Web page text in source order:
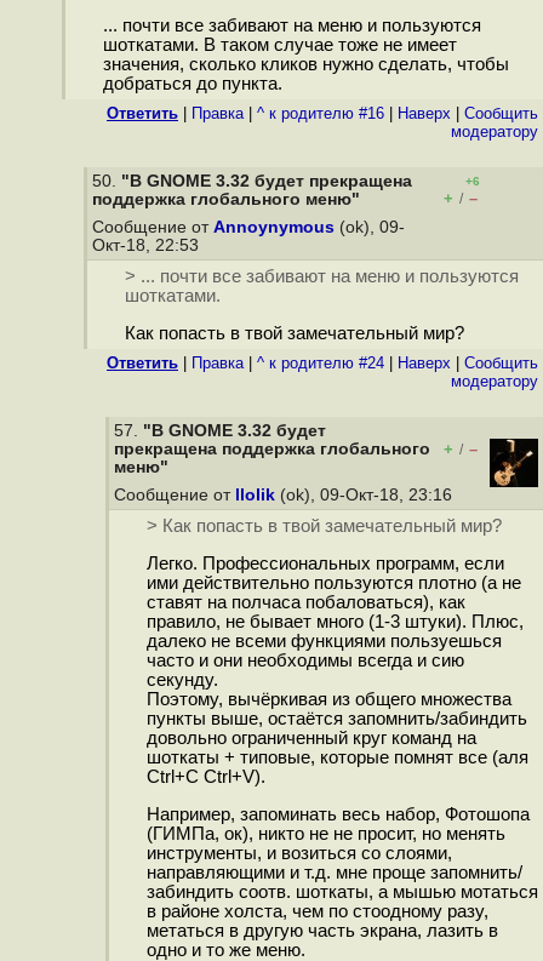
... почти все забивают на меню и пользуются
шоткатами. В таком случае тоже не имеет
значения, сколько кликов нужно сделать, чтобы
добраться до пункта.
Ответить Правка| ^ к родителю #16 Наверх
Cообщить
модератору
50. "В GNOME 3.32 будет прекращена
поддержка глобального меню"
+6
+ / –
Сообщение от Annoynymous (ok), 09-
Окт-18, 22:53
> ... почти все забивают на меню и пользуются
шоткатами.
Как попасть в твой замечательный мир?
Ответить Правка| ^ к родителю #24 Наверх
Cообщить
модератору
57. "В GNOME 3.32 будет
прекращена поддержка глобального
меню"
+ / –
Сообщение от llolik (ok), 09-Окт-18, 23:16
> Как попасть в твой замечательный мир?
Легко. Профессиональных программ, если
ими действительно пользуются плотно (а не
ставят на полчаса побаловаться), как
правило, не бывает много (1-3 штуки). Плюс,
далеко не всеми функциями пользуешься
часто и они необходимы всегда и сию
секунду.
Поэтому, вычёркивая из общего множества
пункты выше, остаётся запомнить/забиндить
довольно ограниченный круг команд на
шоткаты + типовые, которые помнят все (аля
Ctrl+C Ctrl+V).
Например, запоминать весь набор, Фотошопа
(ГИМПа, ок), никто не не просит, но менять
инструменты, и возиться со слоями,
направляющими и т.д. мне проще запомнить/
забиндить соотв. шоткаты, а мышью мотаться
в районе холста, чем по стоодному разу,
метаться в другую часть экрана, лазить в
одно и то же меню.